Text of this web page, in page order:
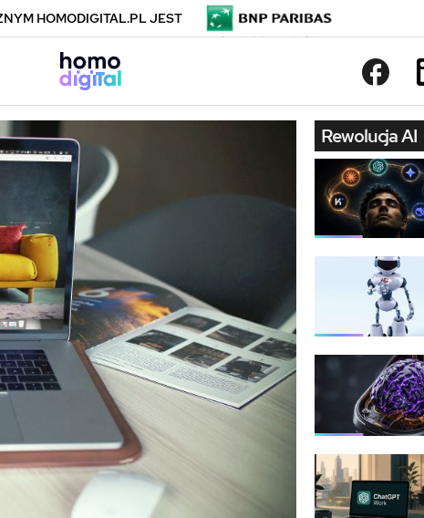
HOMODIGITAL.PL JEST
Rewolucja AI